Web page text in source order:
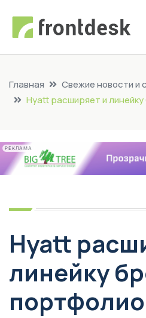
Главная
Свежие новости и
Hyatt расширяет и
РЕКЛАМА
Hyatt
линейку
портфолио